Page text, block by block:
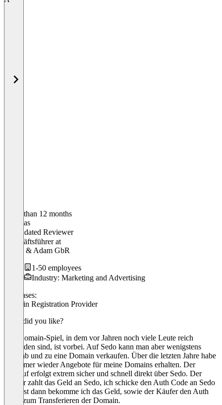
Older than 12 months
Andreas
Validated Reviewer
Geschäftsführerat
König & Adam GbR
1-50 employees
Industry: Marketing and Advertising
Use cases:
Domain Registration Provider
What did you like?
Das Domain-Spiel, in dem vor Jahren noch viele Leute reich
geworden sind, ist vorbei. Auf Sedo kann man aber wenigstens
noch ab und zu eine Domain verkaufen. Über die letzten Jahre habe
ich immer wieder Angebote für meine Domains erhalten. Der
Verkauf erfolgt extrem sicher und schnell direkt über Sedo. Der
Käufer zahlt das Geld an Sedo, ich schicke den Auth Code an Sedo
und erst dann bekomme ich das Geld, sowie der Käufer den Auth
Code zum Transferieren der Domain.